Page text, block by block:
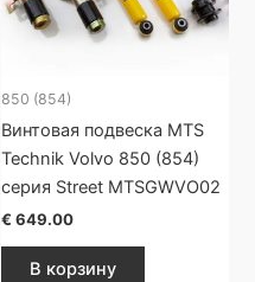
850 (854)
Винтовая подвеска MTS
Technik Volvo 850 (854)
серия Street MTSGWVO02
€ 649.00
В корзину